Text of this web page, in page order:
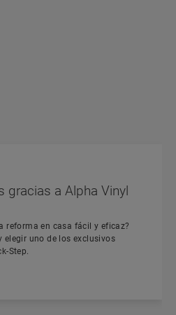
gracias a Alpha Vinyl
reforma en casa fácil y eficaz?
elegir uno de los exclusivos
Step.